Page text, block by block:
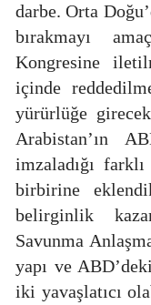
darbe. Orta
bırakmayı
Kongresine
içinde
yürürlüğe
Arabistan’ın
imzaladığı
birbirine
belirginlik
Savunma
yapı ve
iki yavaşlatıcı